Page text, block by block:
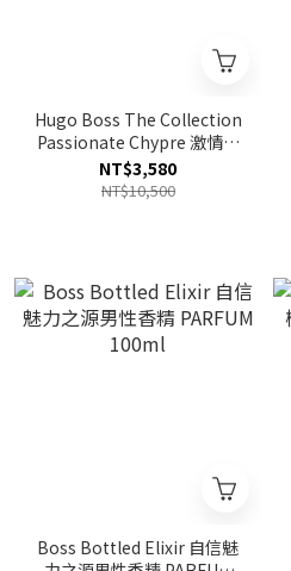
Hugo Boss The Collection
Passionate Chypre 激情西
普淡香精 EDP 100ml
TESTER (原廠蓋)
NT$3,580
NT$10,500
Boss Bottled Elixir 自信魅